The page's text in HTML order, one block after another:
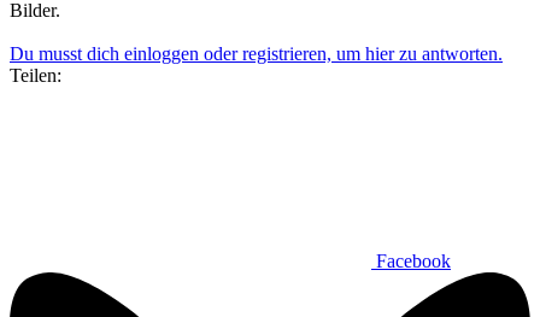
Bilder.
Du musst dich einloggen oder registrieren, um hier zu antworten.
Teilen:
Facebook